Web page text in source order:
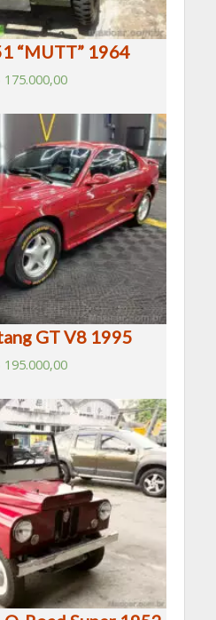
“MUTT” 1964
175.000,00
GT V8 1995
195.000,00